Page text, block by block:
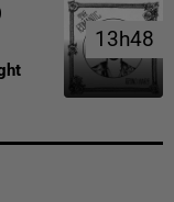
13h48
13h48